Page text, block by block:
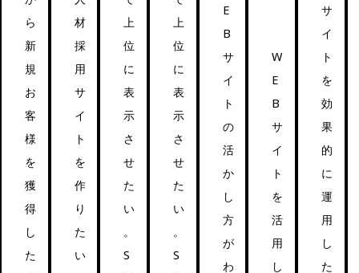
ら
新
規
お
客
様
を
獲
得
し
た
材
採
用
サ
イ
ト
を
作
り
た
い
上
位
に
表
示
さ
せ
た
い
。
S
上
位
に
表
示
さ
せ
た
い
。
S
E
B
サ
イ
ト
の
活
か
し
方
が
わ
W
E
B
サ
イ
ト
を
活
用
し
サ
イ
ト
を
効
果
的
に
運
用
し
た